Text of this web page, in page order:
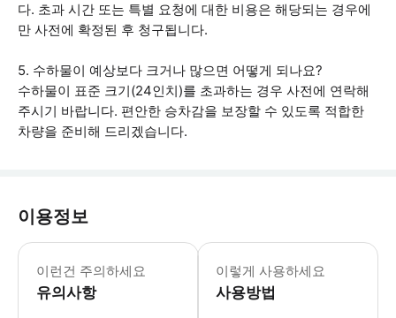
다. 초과 시간 또는 특별 요청에 대한 비용은 해당되는 경우에
만 사전에 확정된 후 청구됩니다.
5. 수하물이 예상보다 크거나 많으면 어떻게 되나요?
수하물이 표준 크기(24인치)를 초과하는 경우 사전에 연락해
주시기 바랍니다. 편안한 승차감을 보장할 수 있도록 적합한
차량을 준비해 드리겠습니다.
이용정보
이런건 주의하세요
유의사항
✈️ 공항 픽업: 운전사가 착륙 후 최대
이렇게 사용하세요
사용방법